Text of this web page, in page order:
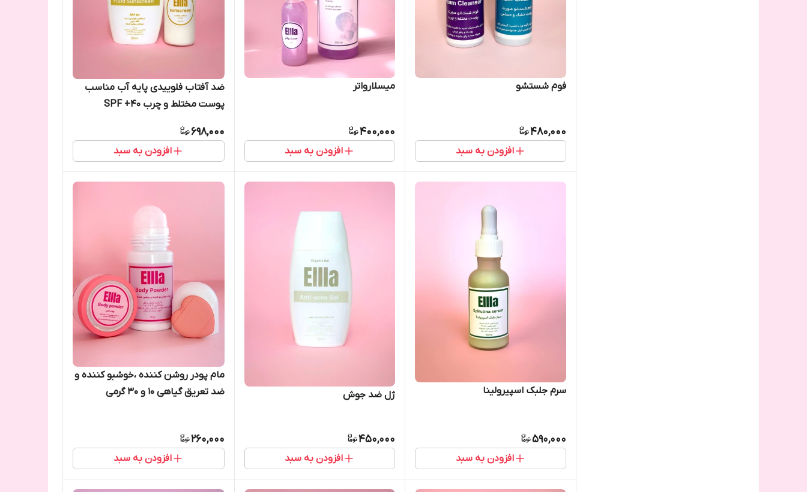
فوم شستشو
480,000
افزودن به سبد
میسلارواتر
400,000
افزودن به سبد
ضد آفتاب فلوییدی پایه آب مناسب
پوست مختلط و چرب SPF +40
698,000
افزودن به سبد
سرم جلبک اسپیرولینا
590,000
افزودن به سبد
ژل ضد جوش
450,000
افزودن به سبد
مام پودر روشن کننده ،خوشبو کننده و
ضد تعریق گیاهی ۱۰ و ۳۰ گرمی
260,000
افزودن به سبد